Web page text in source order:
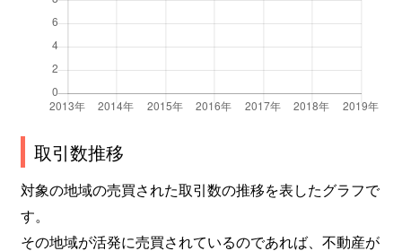
取引数推移
対象の地域の売買された取引数の推移を表したグラフで
す。
その地域が活発に売買されているのであれば、不動産が